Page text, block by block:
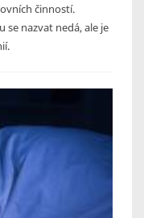
činností.
se nazvat nedá, ale je